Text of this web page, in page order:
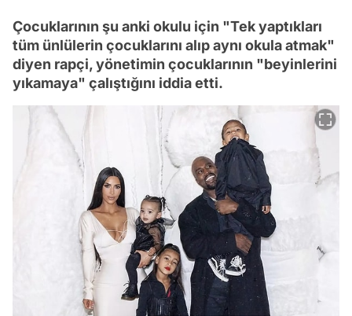
Çocuklarının şu anki okulu için "Tek yaptıkları
tüm ünlülerin çocuklarını alıp aynı okula atmak"
diyen rapçi, yönetimin çocuklarının "beyinlerini
yıkamaya" çalıştığını iddia etti.